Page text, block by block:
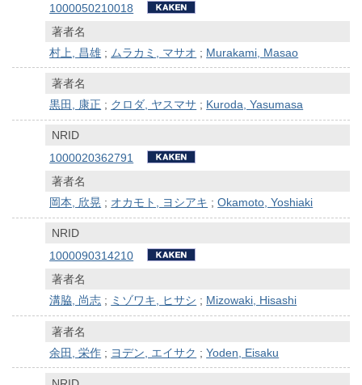
1000050210018
著者名
村上, 昌雄 ; ムラカミ, マサオ ; Murakami, Masao
著者名
黒田, 康正 ; クロダ, ヤスマサ ; Kuroda, Yasumasa
NRID
1000020362791
著者名
岡本, 欣晃 ; オカモト, ヨシアキ ;Okamoto, Yoshiaki
NRID
1000090314210
著者名
溝脇, 尚志 ; ミゾワキ, ヒサシ ; Mizowaki, Hisashi
著者名
余田, 栄作 ; ヨデン, エイサク ;Yoden, Eisaku